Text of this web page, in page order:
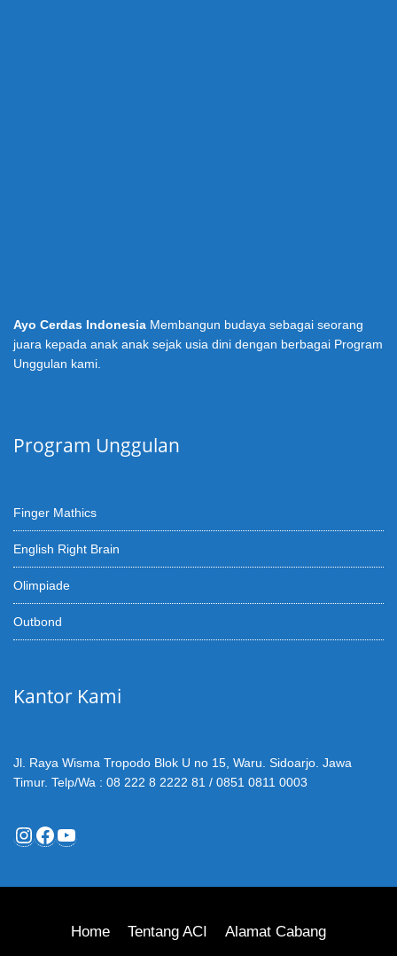
Ayo Cerdas Indonesia Membangun budaya sebagai seorang
juara kepada anak anak sejak usia dini dengan berbagai Program
Unggulan kami.
Program Unggulan
Finger Mathics
English Right Brain
Olimpiade
Outbond
Kantor Kami
Jl. Raya Wisma Tropodo Blok U no 15, Waru. Sidoarjo. Jawa
Timur. Telp/Wa : 08 222 8 2222 81 / 0851 0811 0003
Instagram
Facebook
YouTube
Home Tentang ACI Alamat Cabang